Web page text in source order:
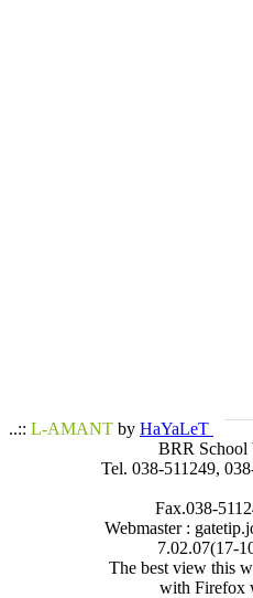
..:: L-AMANT by HaYaLeT
BRR School
Tel. 038-511249,
Fax.038-
Webmaster :
7.02.07(17-
The best view this
with Firefox